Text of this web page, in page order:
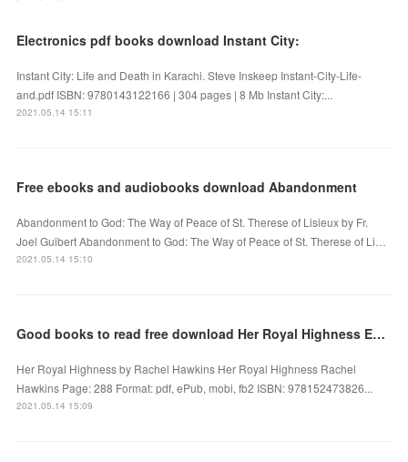
Electronics pdf books download Instant City:
Instant City: Life and Death in Karachi. Steve Inskeep Instant-City-Life-
and.pdf ISBN: 9780143122166 | 304 pages | 8 Mb Instant City:...
2021.05.14 15:11
Free ebooks and audiobooks download Abandonment
Abandonment to God: The Way of Peace of St. Therese of Lisieux by Fr.
Joel Guibert Abandonment to God: The Way of Peace of St. Therese of Li…
2021.05.14 15:10
Good books to read free download Her Royal Highness English version
Her Royal Highness by Rachel Hawkins Her Royal Highness Rachel
Hawkins Page: 288 Format: pdf, ePub, mobi, fb2 ISBN: 978152473826...
2021.05.14 15:09